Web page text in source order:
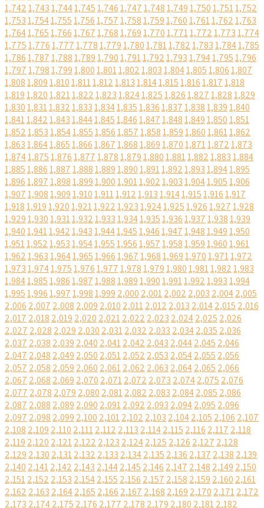
1,7421,7431,7441,7451,7461,7471,7481,7491,7501,7511,752
1,7531,7541,7551,7561,7571,7581,7591,7601,7611,7621,763
1,7641,7651,7661,7671,7681,7691,7701,7711,7721,7731,774
1,7751,7761,7771,7781,7791,7801,7811,7821,7831,7841,785
1,7861,7871,7881,7891,7901,7911,7921,7931,7941,7951,796
1,7971,7981,7991,8001,8011,8021,8031,8041,8051,8061,807
1,8081,8091,8101,8111,8121,8131,8141,8151,8161,8171,818
1,8191,8201,8211,8221,8231,8241,8251,8261,8271,8281,829
1,8301,8311,8321,8331,8341,8351,8361,8371,8381,8391,840
1,8411,8421,8431,8441,8451,8461,8471,8481,8491,8501,851
1,8521,8531,8541,8551,8561,8571,8581,8591,8601,8611,862
1,8631,8641,8651,8661,8671,8681,8691,8701,8711,8721,873
1,8741,8751,8761,8771,8781,8791,8801,8811,8821,8831,884
1,8851,8861,8871,8881,8891,8901,8911,8921,8931,8941,895
1,8961,8971,8981,8991,9001,9011,9021,9031,9041,9051,906
1,9071,9081,9091,9101,9111,9121,9131,9141,9151,9161,917
1,9181,9191,9201,9211,9221,9231,9241,9251,9261,9271,928
1,9291,9301,9311,9321,9331,9341,9351,9361,9371,9381,939
1,9401,9411,9421,9431,9441,9451,9461,9471,9481,9491,950
1,9511,9521,9531,9541,9551,9561,9571,9581,9591,9601,961
1,9621,9631,9641,9651,9661,9671,9681,9691,9701,9711,972
1,9731,9741,9751,9761,9771,9781,9791,9801,9811,9821,983
1,9841,9851,9861,9871,9881,9891,9901,9911,9921,9931,994
1,9951,9961,9971,9981,999 2,000 2,0012,002 2,003 2,0042,005
2,006 2,007 2,008 2,009 2,010 2,0112,012 2,013 2,0142,015 2,016
2,017 2,018 2,019 2,020 2,0212,022 2,023 2,0242,025 2,026
2,027 2,028 2,029 2,030 2,0312,032 2,033 2,0342,035 2,036
2,037 2,038 2,039 2,040 2,0412,042 2,043 2,0442,045 2,046
2,047 2,048 2,049 2,050 2,0512,052 2,053 2,0542,055 2,056
2,057 2,058 2,059 2,060 2,0612,062 2,063 2,0642,065 2,066
2,067 2,068 2,069 2,070 2,0712,072 2,073 2,0742,075 2,076
2,077 2,078 2,079 2,080 2,0812,082 2,083 2,0842,085 2,086
2,087 2,088 2,089 2,090 2,0912,092 2,093 2,0942,095 2,096
2,097 2,098 2,099 2,100 2,1012,102 2,103 2,1042,105 2,106 2,107
2,108 2,109 2,110 2,1112,112 2,113 2,1142,115 2,116 2,117 2,118
2,119 2,120 2,1212,122 2,123 2,1242,125 2,126 2,127 2,128
2,129 2,130 2,1312,132 2,133 2,1342,135 2,136 2,137 2,138 2,139
2,140 2,1412,142 2,143 2,1442,145 2,146 2,147 2,148 2,149 2,150
2,1512,152 2,153 2,1542,155 2,156 2,157 2,158 2,159 2,160 2,161
2,162 2,163 2,1642,165 2,166 2,167 2,168 2,169 2,170 2,1712,172
2,173 2,1742,175 2,176 2,177 2,178 2,179 2,180 2,1812,182